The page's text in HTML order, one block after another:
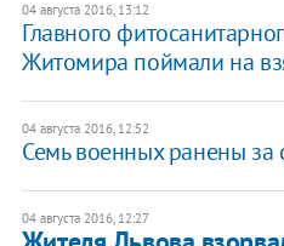
04 августа 2016, 13:12
Главного
Житомира поймали на
04 августа 2016, 12:52
Семь военных ранены за
04 августа 2016, 12:27